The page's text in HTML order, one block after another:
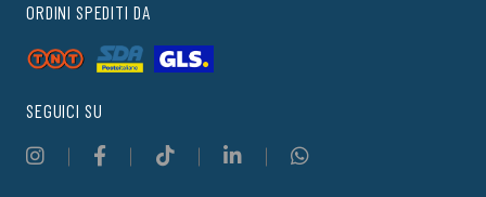
ORDINI SPEDITI DA
SEGUICI SU